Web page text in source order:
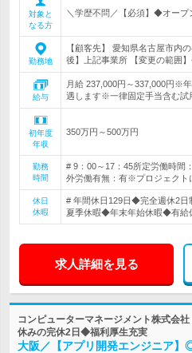
対象と
なる方
＼学歴不問／【必須】◆オープ
勤務地
【顧客先】 愛知県名古屋市内
後】上記事業所 【変更の範囲
給与
月給 237,000円～337,000円※
遇します※一律固定手当含む試
初年度
年収
350万円～500万円
勤務
時間
# 9：00～17：45所定労働時間
外労働有無：有※プロジェクト
休日
休暇
# 年間休日129日◆完全週休2
夏季休暇◆年末年始休暇◆有給
求人詳細を見る
コンピューターマネージメント株式会
休みの完休2日◆福利厚生充実
大阪／【アプリ開発エンジニア